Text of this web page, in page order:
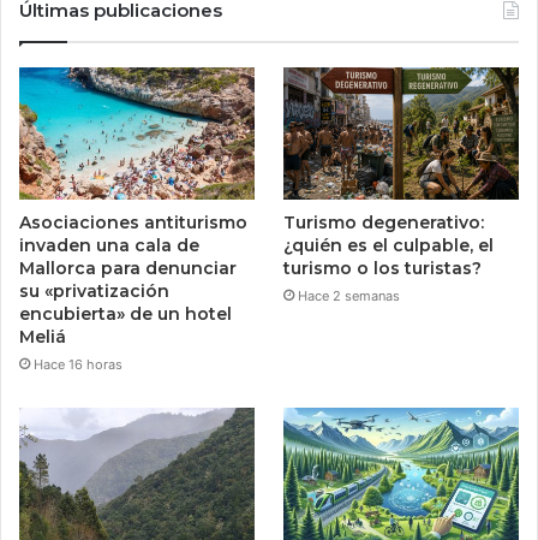
Últimas publicaciones
Asociaciones antiturismo
invaden una cala de
Mallorca para denunciar
su «privatización
encubierta» de un hotel
Meliá
Hace 16 horas
Turismo degenerativo:
¿quién es el culpable, el
turismo o los turistas?
Hace 2 semanas